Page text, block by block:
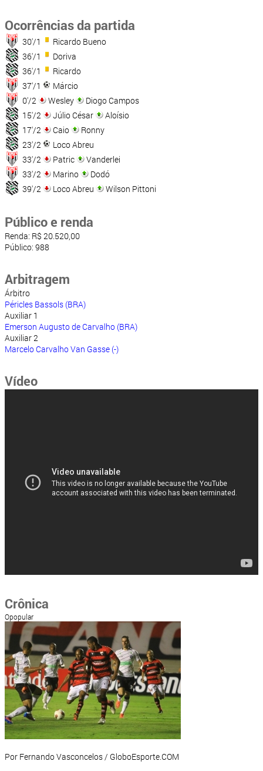
Ocorrências da partida
30'/1
Ricardo Bueno
36'/1
Doriva
36'/1
Ricardo
37'/1
Márcio
0'/2
Wesley
Diogo Campos
15'/2
Júlio César
Aloísio
17'/2
Caio
Ronny
23'/2
Loco Abreu
33'/2
Patric
Vanderlei
33'/2
Marino
Dodó
39'/2
Loco Abreu Wilson Pittoni
Público e renda
Renda: R$ 20.520,00
Público: 988
Arbitragem
Árbitro
Péricles Bassols (BRA)
Auxiliar 1
Emerson Augusto de Carvalho (BRA)
Auxiliar 2
Marcelo Carvalho Van Gasse (-)
Vídeo
Crônica
Opopular
Por Fernando Vasconcelos / GloboEsporte.COM